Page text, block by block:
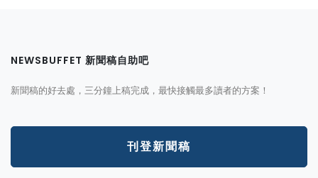
NEWSBUFFET 新聞稿自助吧
新聞稿的好去處，三分鐘上稿完成，最快接觸最多讀者的方案！
刊登新聞稿